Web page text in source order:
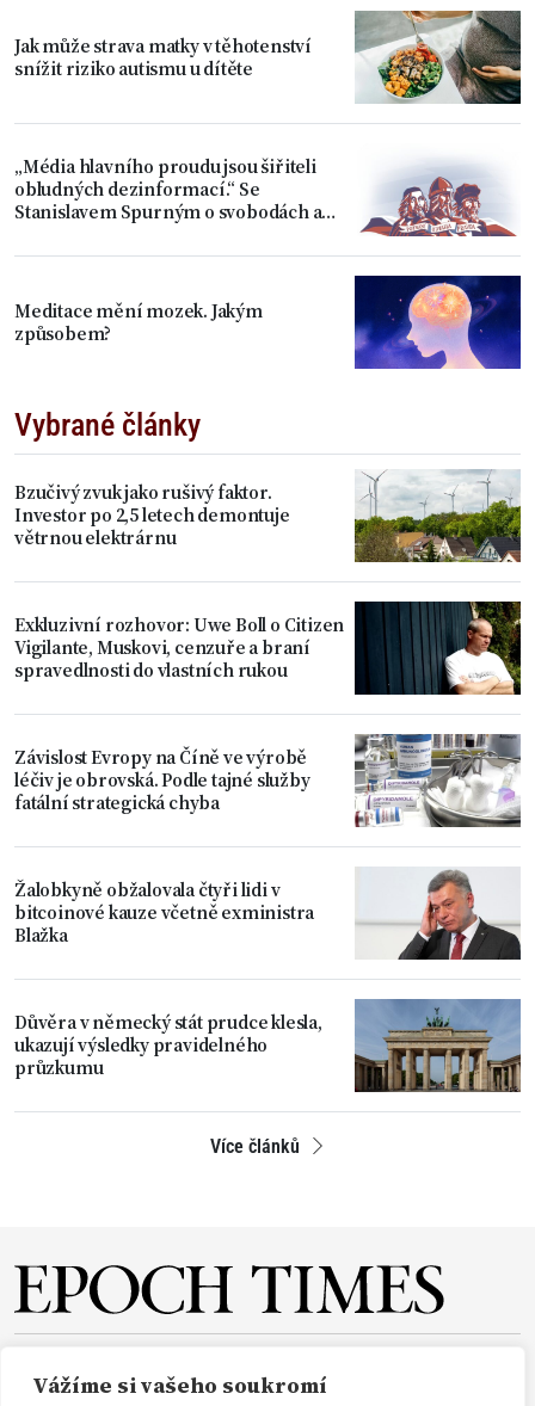
Vážíme si vašeho soukromí
Jak může strava matky v těhotenství
snížit riziko autismu u dítěte
„Média hlavního proudu jsou šiřiteli
obludných dezinformací.“ Se
Stanislavem Spurným o svobodách a
Meditace mění mozek. Jakým
způsobem?
Vybrané články
Bzučivý zvuk jako rušivý faktor.
Investor po 2,5 letech demontuje
větrnou elektrárnu
Exkluzivní rozhovor: Uwe Boll o Citizen
Vigilante, Muskovi, cenzuře a braní
spravedlnosti do vlastních rukou
Závislost Evropy na Číně ve výrobě
léčiv je obrovská. Podle tajné služby
fatální strategická chyba
Žalobkyně obžalovala čtyři lidi v
bitcoinové kauze včetně exministra
Blažka
Důvěra v německý stát prudce klesla,
ukazují výsledky pravidelného
průzkumu
Více článků